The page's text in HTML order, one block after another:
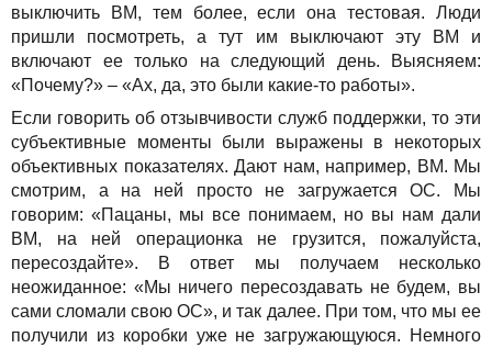
выключить ВМ, тем более, если она тестовая. Люди
пришли посмотреть, а тут им выключают эту ВМ и
включают ее только на следующий день. Выясняем:
«Почему?» – «Ах, да, это были какие-то работы».
Если говорить об отзывчивости служб поддержки, то эти
субъективные моменты были выражены в некоторых
объективных показателях. Дают нам, например, ВМ. Мы
смотрим, а на ней просто не загружается ОС. Мы
говорим: «Пацаны, мы все понимаем, но вы нам дали
ВМ, на ней операционка не грузится, пожалуйста,
пересоздайте». В ответ мы получаем несколько
неожиданное: «Мы ничего пересоздавать не будем, вы
сами сломали свою ОС», и так далее. При том, что мы ее
получили из коробки уже не загружающуюся. Немного